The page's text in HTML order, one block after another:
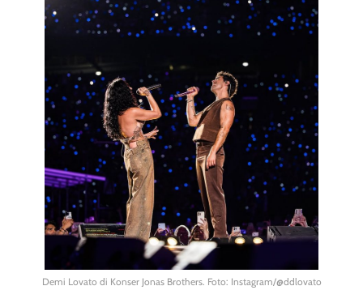
Demi Lovato di Konser Jonas Brothers. Foto: Instagram/@ddlovato